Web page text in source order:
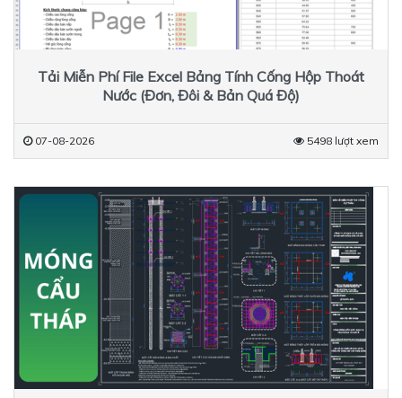
Tải Miễn Phí File Excel Bảng Tính Cống Hộp Thoát
Nước (Đơn, Đôi & Bản Quá Độ)
07-08-2026 5498 lượt xem